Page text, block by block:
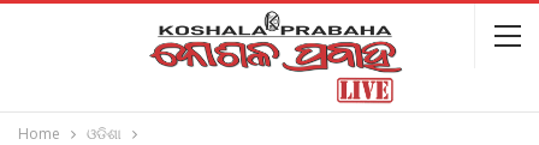
Home ଓଡିଶା